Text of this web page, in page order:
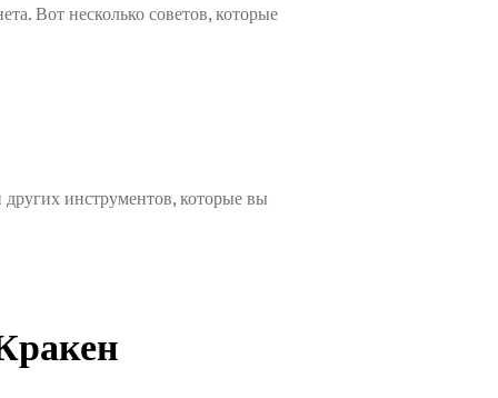
Вот несколько советов, которые
инструментов, которые вы